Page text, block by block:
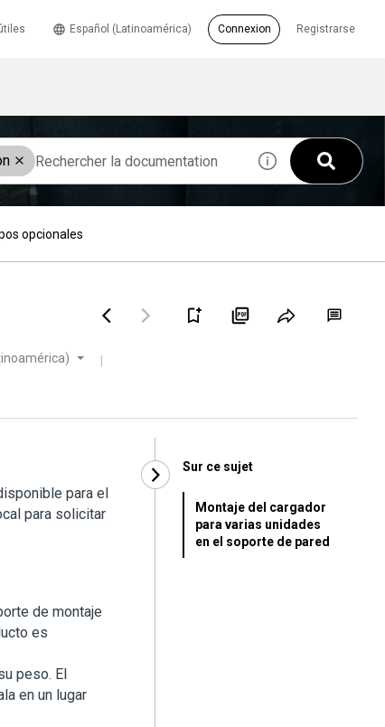
Registrarse
Español (Latinoamérica) Connexion
opcionales
para el
para solicitar
de montaje
es
peso. El
en un lugar
Sur ce sujet
Montaje del cargador
para varias unidades
en el soporte de pared